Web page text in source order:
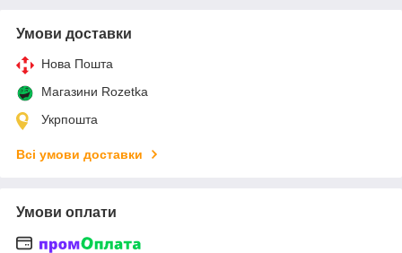
Умови доставки
Нова Пошта
Магазини Rozetka
Укрпошта
Всі умови доставки
Умови оплати